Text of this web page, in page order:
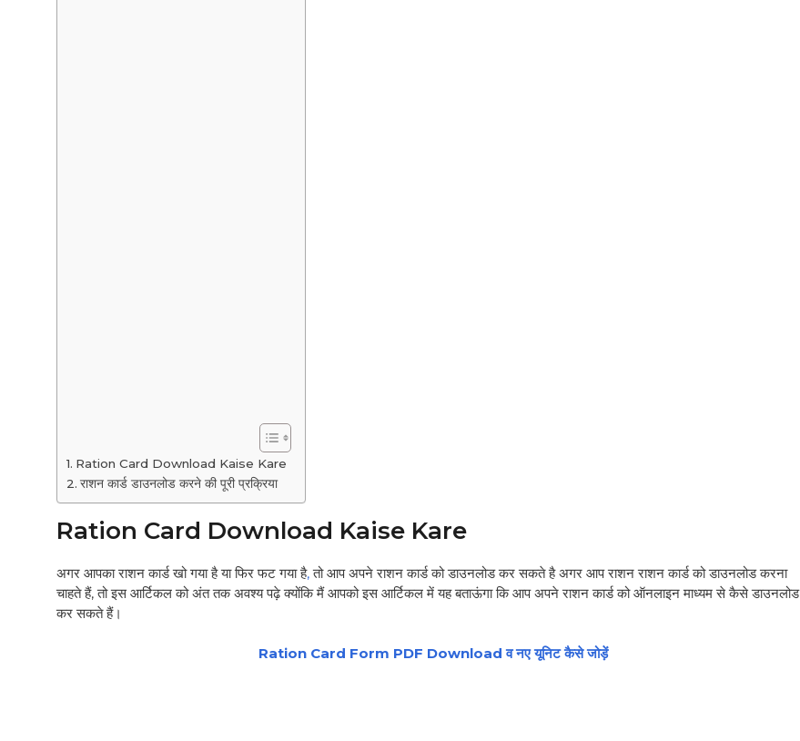
Ration Card Download Kaise Kare
राशन कार्ड डाउनलोड करने की पूरी प्रक्रिया
Ration Card Download Kaise Kare
अगर आपका राशन कार्ड खो गया है या फिर फट गया है,तो आप अपने राशन कार्ड को डाउनलोड कर सकते है अगर आप राशन राशन कार्ड को डाउनलोड करना
चाहते हैं, तो इस आर्टिकल को अंत तक अवश्य पढ़े क्योंकि मैं आपको इस आर्टिकल में यह बताऊंगा कि आप अपने राशन कार्ड को ऑनलाइन माध्यम से कैसे डाउनलोड
कर सकते हैं।
Ration Card Form PDF Download व नए यूनिट कैसे जोड़ें